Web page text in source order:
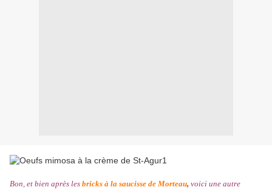
Bon, et bien après les bricks à la saucisse de Morteau, voici une autre